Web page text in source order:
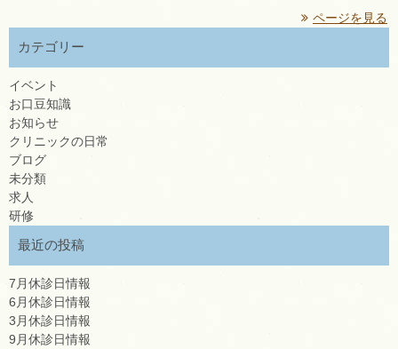
ページを見る
カテゴリー
イベント
お口豆知識
お知らせ
クリニックの日常
ブログ
未分類
求人
研修
最近の投稿
7月休診日情報
6月休診日情報
3月休診日情報
9月休診日情報